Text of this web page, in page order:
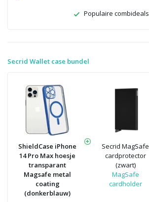
Populaire combideals
Secrid Wallet case bundel
ShieldCase iPhone
14 Pro Max hoesje
transparant
Magsafe metal
coating
(donkerblauw)
Secrid MagSafe
cardprotector
(zwart)
MagSafe
cardholder